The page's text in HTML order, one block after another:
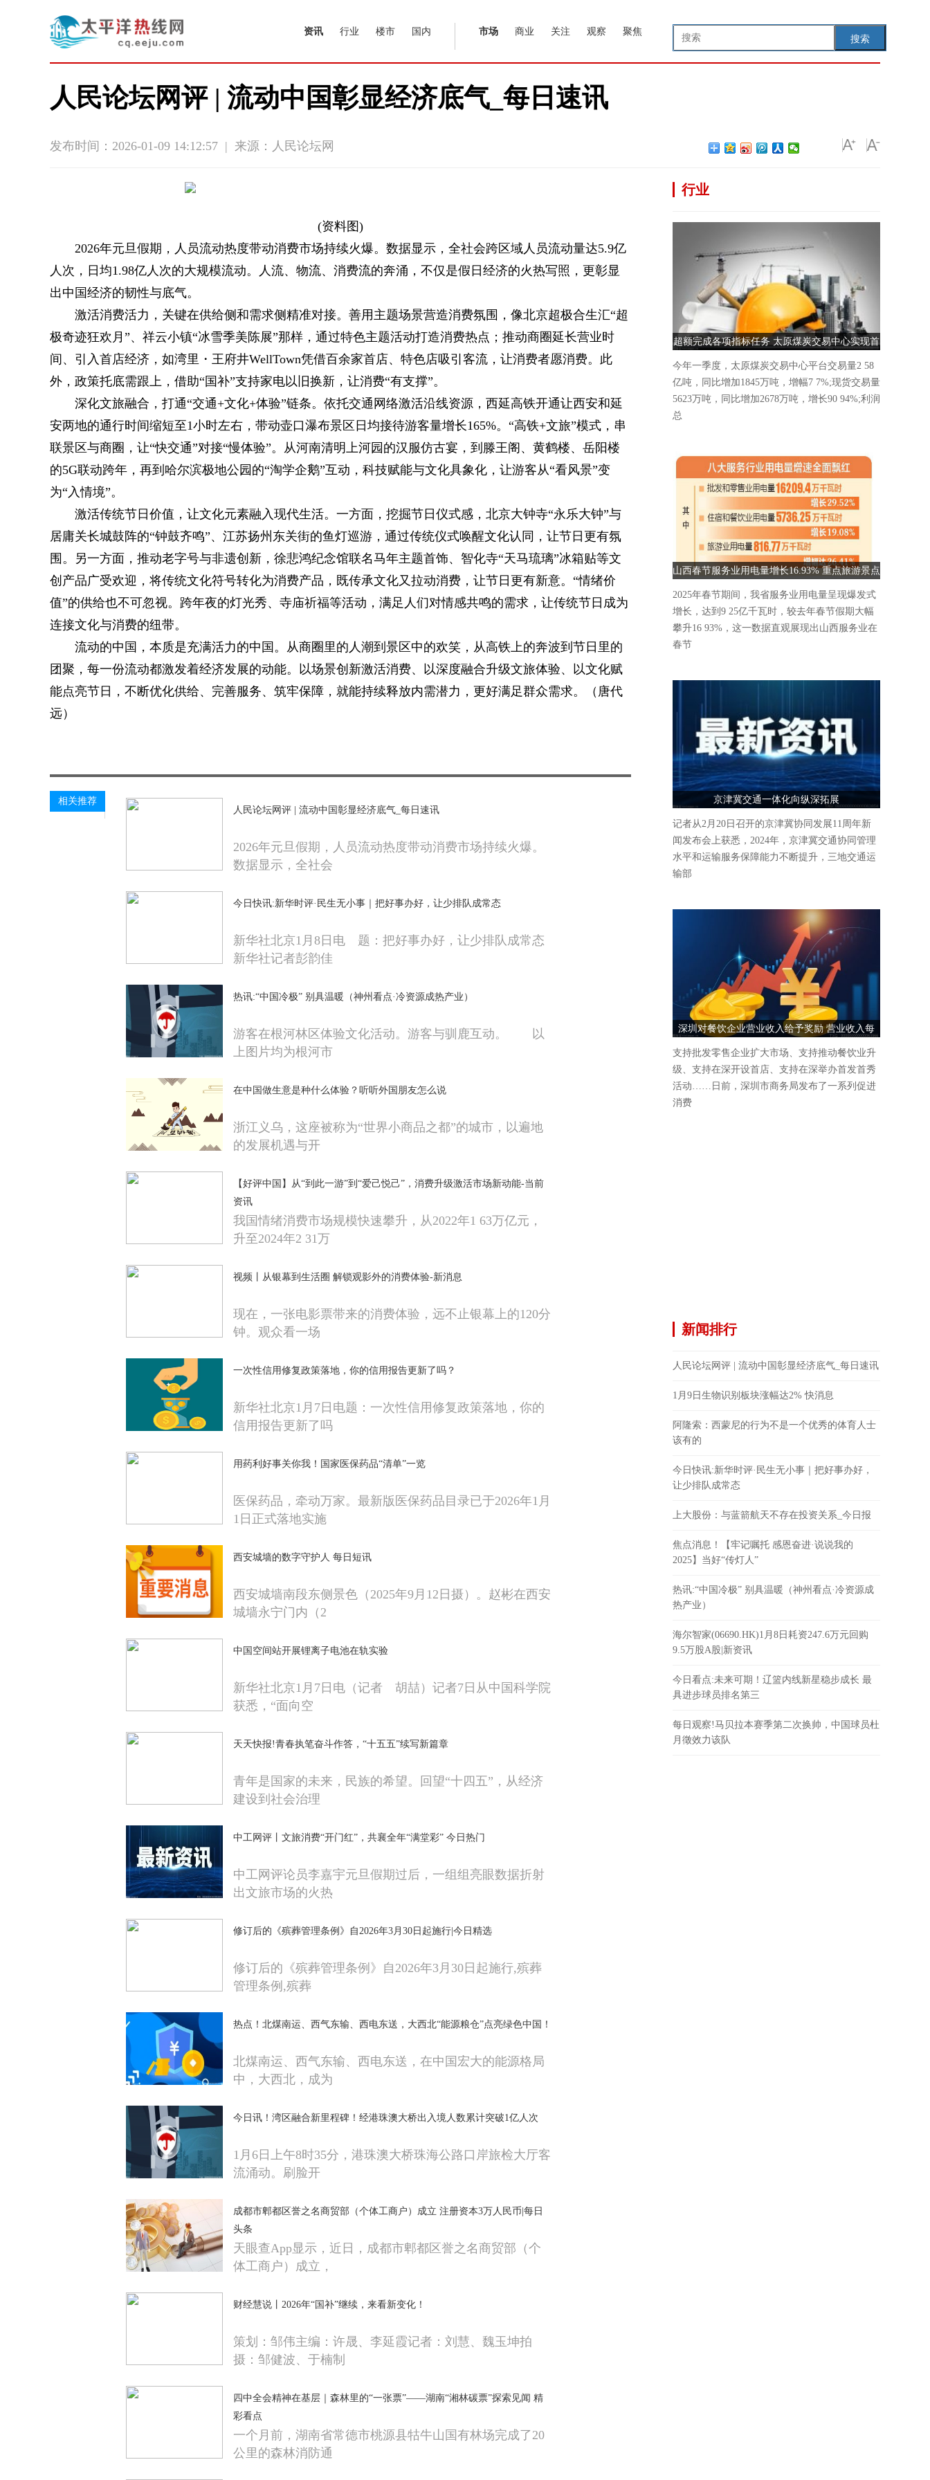
搜索
资讯 行业 楼市 国内 市场 商业 关注 观察 聚焦
人民论坛网评 | 流动中国彰显经济底气_每日速讯
发布时间：2026-01-09 14:12:57 | 来源：人民论坛网
(资料图)
2026年元旦假期，人员流动热度带动消费市场持续火爆。数据显示，全社会跨区域人员流动量达5.9亿
人次，日均1.98亿人次的大规模流动。人流、物流、消费流的奔涌，不仅是假日经济的火热写照，更彰显
出中国经济的韧性与底气。
激活消费活力，关键在供给侧和需求侧精准对接。善用主题场景营造消费氛围，像北京超极合生汇“超
极奇迹狂欢月”、祥云小镇“冰雪季美陈展”那样，通过特色主题活动打造消费热点；推动商圈延长营业时
间、引入首店经济，如湾里・王府井WellTown凭借百余家首店、特色店吸引客流，让消费者愿消费。此
外，政策托底需跟上，借助“国补”支持家电以旧换新，让消费“有支撑”。
深化文旅融合，打通“交通+文化+体验”链条。依托交通网络激活沿线资源，西延高铁开通让西安和延
安两地的通行时间缩短至1小时左右，带动壶口瀑布景区日均接待游客量增长165%。“高铁+文旅”模式，串
联景区与商圈，让“快交通”对接“慢体验”。从河南清明上河园的汉服仿古宴，到滕王阁、黄鹤楼、岳阳楼
的5G联动跨年，再到哈尔滨极地公园的“淘学企鹅”互动，科技赋能与文化具象化，让游客从“看风景”变
为“入情境”。
激活传统节日价值，让文化元素融入现代生活。一方面，挖掘节日仪式感，北京大钟寺“永乐大钟”与
居庸关长城鼓阵的“钟鼓齐鸣”、江苏扬州东关街的鱼灯巡游，通过传统仪式唤醒文化认同，让节日更有氛
围。另一方面，推动老字号与非遗创新，徐悲鸿纪念馆联名马年主题首饰、智化寺“天马琉璃”冰箱贴等文
创产品广受欢迎，将传统文化符号转化为消费产品，既传承文化又拉动消费，让节日更有新意。“情绪价
值”的供给也不可忽视。跨年夜的灯光秀、寺庙祈福等活动，满足人们对情感共鸣的需求，让传统节日成为
连接文化与消费的纽带。
流动的中国，本质是充满活力的中国。从商圈里的人潮到景区中的欢笑，从高铁上的奔波到节日里的
团聚，每一份流动都激发着经济发展的动能。以场景创新激活消费、以深度融合升级文旅体验、以文化赋
能点亮节日，不断优化供给、完善服务、筑牢保障，就能持续释放内需潜力，更好满足群众需求。（唐代
远）
相关推荐
人民论坛网评 | 流动中国彰显经济底气_每日速讯
2026年元旦假期，人员流动热度带动消费市场持续火爆。
数据显示，全社会
今日快讯:新华时评·民生无小事｜把好事办好，让少排队成常态
新华社北京1月8日电 题：把好事办好，让少排队成常态
新华社记者彭韵佳
热讯:“中国冷极” 别具温暖（神州看点·冷资源成热产业）
游客在根河林区体验文化活动。游客与驯鹿互动。 以
上图片均为根河市
在中国做生意是种什么体验？听听外国朋友怎么说
浙江义乌，这座被称为“世界小商品之都”的城市，以遍地
的发展机遇与开
【好评中国】从“到此一游”到“爱己悦己”，消费升级激活市场新动能-当前
资讯
我国情绪消费市场规模快速攀升，从2022年1 63万亿元，
升至2024年2 31万
视频丨从银幕到生活圈 解锁观影外的消费体验-新消息
现在，一张电影票带来的消费体验，远不止银幕上的120分
钟。观众看一场
一次性信用修复政策落地，你的信用报告更新了吗？
新华社北京1月7日电题：一次性信用修复政策落地，你的
信用报告更新了吗
用药利好事关你我！国家医保药品“清单”一览
医保药品，牵动万家。最新版医保药品目录已于2026年1月
1日正式落地实施
西安城墙的数字守护人 每日短讯
西安城墙南段东侧景色（2025年9月12日摄）。赵彬在西安
城墙永宁门内（2
中国空间站开展锂离子电池在轨实验
新华社北京1月7日电（记者 胡喆）记者7日从中国科学院
获悉，“面向空
天天快报!青春执笔奋斗作答，“十五五”续写新篇章
青年是国家的未来，民族的希望。回望“十四五”，从经济
建设到社会治理
中工网评丨文旅消费“开门红”，共襄全年“满堂彩” 今日热门
中工网评论员李嘉宇元旦假期过后，一组组亮眼数据折射
出文旅市场的火热
修订后的《殡葬管理条例》自2026年3月30日起施行|今日精选
修订后的《殡葬管理条例》自2026年3月30日起施行,殡葬
管理条例,殡葬
热点！北煤南运、西气东输、西电东送，大西北“能源粮仓”点亮绿色中国！
北煤南运、西气东输、西电东送，在中国宏大的能源格局
中，大西北，成为
今日讯！湾区融合新里程碑！经港珠澳大桥出入境人数累计突破1亿人次
1月6日上午8时35分，港珠澳大桥珠海公路口岸旅检大厅客
流涌动。刷脸开
成都市郫都区誉之名商贸部（个体工商户）成立 注册资本3万人民币|每日
头条
天眼查App显示，近日，成都市郫都区誉之名商贸部（个
体工商户）成立，
财经慧说丨2026年“国补”继续，来看新变化！
策划：邹伟主编：许晟、李延霞记者：刘慧、魏玉坤拍
摄：邹健波、于楠制
四中全会精神在基层｜森林里的“一张票”——湖南“湘林碳票”探索见闻 精
彩看点
一个月前，湖南省常德市桃源县牯牛山国有林场完成了20
公里的森林消防通
行业
超额完成各项指标任务 太原煤炭交易中心实现首
季“开门红”
今年一季度，太原煤炭交易中心平台交易量2 58
亿吨，同比增加1845万吨，增幅7 7%;现货交易量
5623万吨，同比增加2678万吨，增长90 94%;利润
总
山西春节服务业用电量增长16.93% 重点旅游景点
人气爆棚
2025年春节期间，我省服务业用电量呈现爆发式
增长，达到9 25亿千瓦时，较去年春节假期大幅
攀升16 93%，这一数据直观展现出山西服务业在
春节
京津冀交通一体化向纵深拓展
记者从2月20日召开的京津冀协同发展11周年新
闻发布会上获悉，2024年，京津冀交通协同管理
水平和运输服务保障能力不断提升，三地交通运
输部
深圳对餐饮企业营业收入给予奖励 营业收入每
1000万元奖励5万元
支持批发零售企业扩大市场、支持推动餐饮业升
级、支持在深开设首店、支持在深举办首发首秀
活动……日前，深圳市商务局发布了一系列促进
消费
新闻排行
人民论坛网评 | 流动中国彰显经济底气_每日速讯
1月9日生物识别板块涨幅达2% 快消息
阿隆索：西蒙尼的行为不是一个优秀的体育人士
该有的
今日快讯:新华时评·民生无小事｜把好事办好，
让少排队成常态
上大股份：与蓝箭航天不存在投资关系_今日报
焦点消息！【牢记嘱托 感恩奋进·说说我的
2025】当好“传灯人”
热讯:“中国冷极” 别具温暖（神州看点·冷资源成
热产业）
海尔智家(06690.HK)1月8日耗资247.6万元回购
9.5万股A股|新资讯
今日看点:未来可期！辽篮内线新星稳步成长 最
具进步球员排名第三
每日观察!马贝拉本赛季第二次换帅，中国球员杜
月徵效力该队